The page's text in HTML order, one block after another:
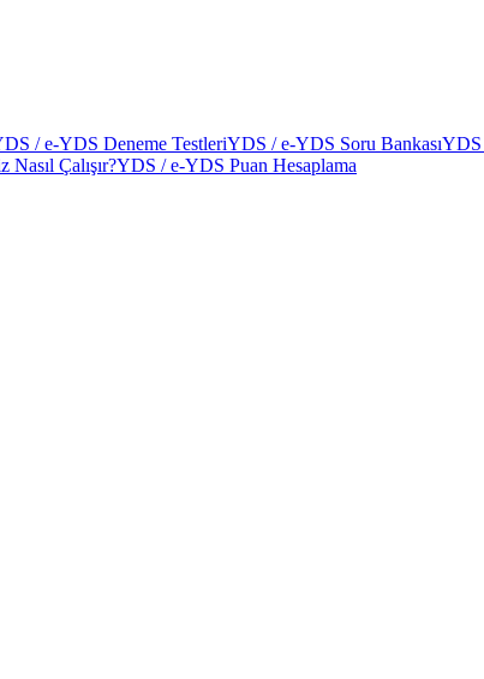
/ e-YDS Deneme TestleriYDS / e-YDS Soru BankasıYDS
Çalışır?YDS / e-YDS Puan Hesaplama